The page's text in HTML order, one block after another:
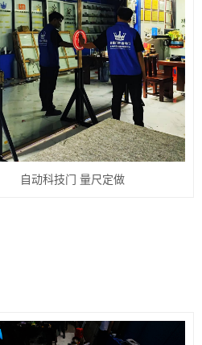
自动科技门 量尺定做